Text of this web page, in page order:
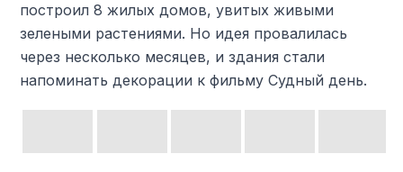
построил 8 жилых домов, увитых живыми
зелеными растениями. Но идея провалилась
через несколько месяцев, и здания стали
напоминать декорации к фильму Судный день.